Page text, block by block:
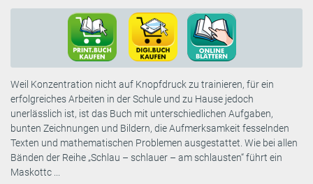
Weil Konzentration nicht auf Knopfdruck zu trainieren, für ein
erfolgreiches Arbeiten in der Schule und zu Hause jedoch
unerlässlich ist, ist das Buch mit unterschiedlichen Aufgaben,
bunten Zeichnungen und Bildern, die Aufmerksamkeit fesselnden
Texten und mathematischen Problemen ausgestattet. Wie bei allen
Bänden der Reihe „Schlau – schlauer – am schlausten“ führt ein
Maskottc ...